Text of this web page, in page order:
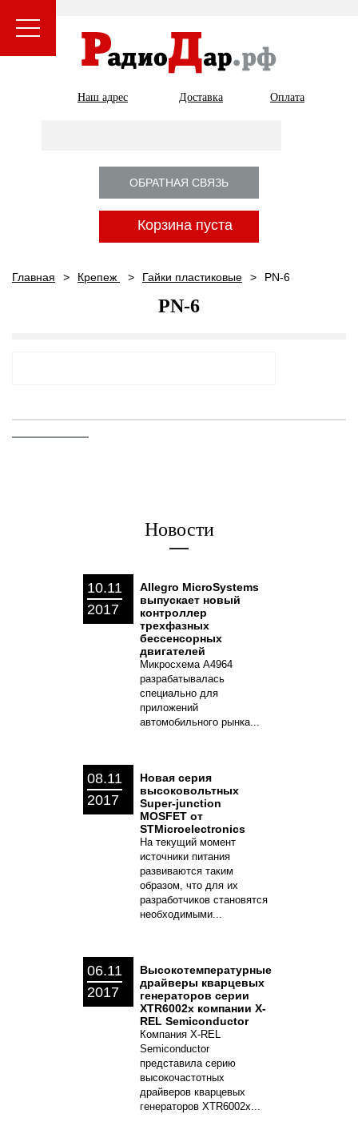
Наш адрес Доставка Оплата
ОБРАТНАЯ СВЯЗЬ
Корзина пуста
Главная Крепеж Гайки пластиковые PN-6
Новости
10.11
2017
Allegro MicroSystems
выпускает новый
контроллер
трехфазных
бессенсорных
двигателей
Микросхема A4964
разрабатывалась
специально для
приложений
автомобильного рынка...
08.11
2017
Новая серия
высоковольтных
Super-junction
MOSFET от
STMicroelectronics
На текущий момент
источники питания
развиваются таким
образом, что для их
разработчиков становятся
необходимыми...
06.11
2017
Высокотемпературные
драйверы кварцевых
генераторов серии
XTR6002x компании X-
REL Semiconductor
Компания X-REL
Semiconductor
представила серию
высокочастотных
драйверов кварцевых
генераторов XTR6002x...
PN-6